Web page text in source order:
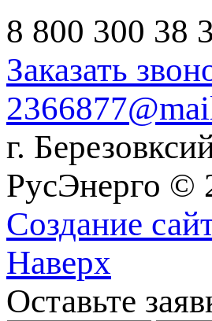
8 800 300 38
Заказать
г.
РусЭнерго ©
Создание
Наверх
Оставьте